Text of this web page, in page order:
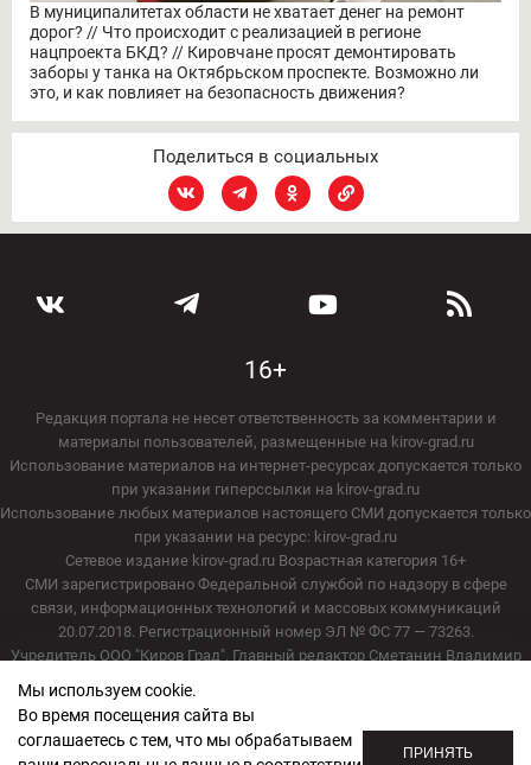
В муниципалитетах области не хватает денег на ремонт
дорог? // Что происходит с реализацией в регионе
нацпроекта БКД? // Кировчане просят демонтировать
заборы у танка на Октябрьском проспекте. Возможно ли
это, и как повлияет на безопасность движения?
Поделиться в социальных
16+
Редакция портала не несет ответственность за комментарии и
материалы пользователей, размещенные на kirov-grad.ru
Использование материалов на интернет-ресурсах допускается только
при указании гиперссылки на kirov-grad.ru
Использование любых материалов настоящего СМИ допускается только
при указании на ресурс: kirov-grad.ru
Сетевое издание kirov-grad.ru Возрастная категория 16+
СМИ зарегистрировано Федеральной службой по надзору в сфере
связи, информационных технологий и массовых коммуникаций
20.07.2018. Регистрационный номер ЭЛ № ФС 77 — 73263.
Учредитель ООО "Киров Град". Главный редактор Сметанин Владимир
Адрес редакции: 610000, Кировская область, г. Киров, ул. Московская, д.
40, офис 2/1. Телефон редакции: (8332) 211-101
Мы используем cookie.
Во время посещения сайта вы
соглашаетесь с тем, что мы обрабатываем
ПРИНЯТЬ